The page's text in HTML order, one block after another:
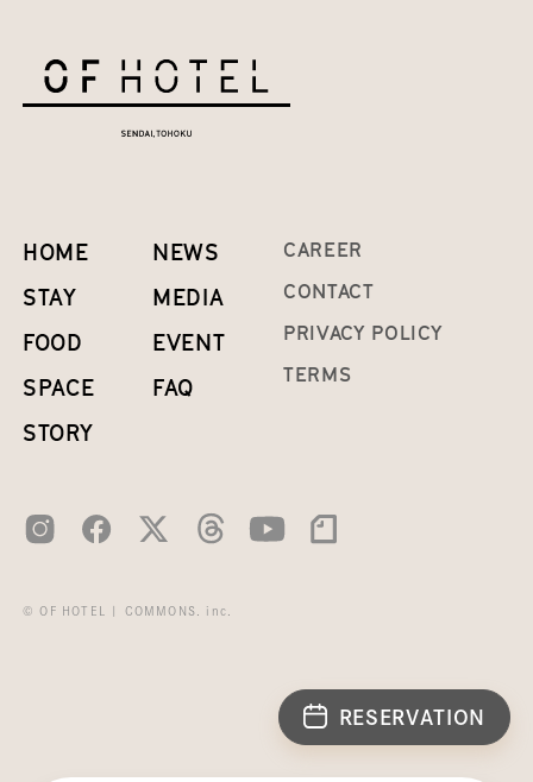
RESERVATION
HOME
STAY
FOOD
SPACE
STORY
NEWS
MEDIA
EVENT
FAQ
CAREER
CONTACT
PRIVACY POLICY
TERMS
© OF HOTEL | COMMONS. inc.